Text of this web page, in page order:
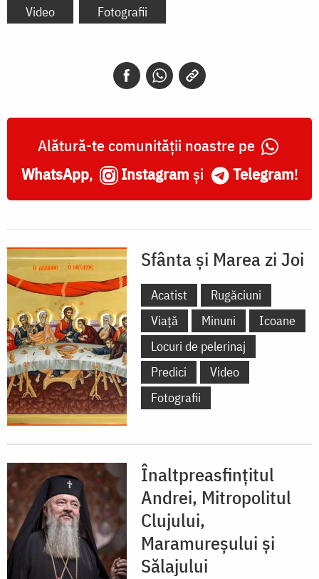
Video Fotografii
Alătură-te comunității noastre pe
WhatsApp, Instagram și Telegram!
Sfânta și Marea zi Joi
Acatist
Rugăciuni
Viață
Minuni
Icoane
Locuri de pelerinaj
Predici
Video
Fotografii
Înaltpreasfințitul
Andrei, Mitropolitul
Clujului,
Maramureșului și
Sălajului